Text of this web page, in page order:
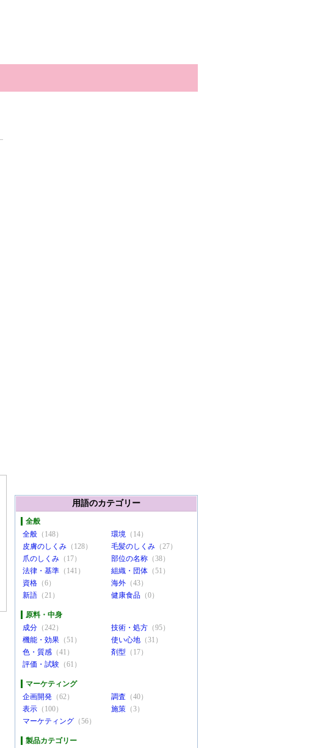
用語のカテゴリー
全般
全般 （148） 環境 （14）
皮膚のしくみ （128） 毛髪のしくみ （27）
爪のしくみ （17） 部位の名称 （38）
法律・基準 （141） 組織・団体 （51）
資格 （6） 海外 （43）
新語 （21） 健康食品 （0）
原料・中身
成分 （242） 技術・処方 （95）
機能・効果 （51） 使い心地 （31）
色・質感 （41） 剤型 （17）
評価・試験 （61）
マーケティング
企画開発 （62） 調査 （40）
表示 （100） 施策 （3）
マーケティング （56）
製品カテゴリー